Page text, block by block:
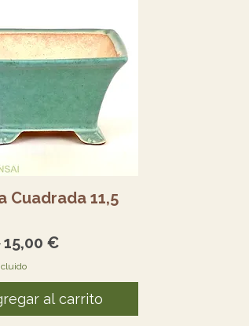
Vista rápida
Cuadrada 11,5
Precio de oferta
15,00 €
al carrito